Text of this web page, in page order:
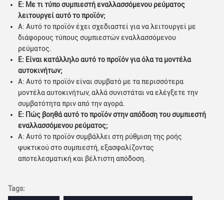
Ε: Με τι τύπο συμπιεστή εναλλασσόμενου ρεύματος
λειτουργεί αυτό το προϊόν;
Α: Αυτό το προϊόν έχει σχεδιαστεί για να λειτουργεί με
διάφορους τύπους συμπιεστών εναλλασσόμενου
ρεύματος.
Ε: Είναι κατάλληλο αυτό το προϊόν για όλα τα μοντέλα
αυτοκινήτων;
Α: Αυτό το προϊόν είναι συμβατό με τα περισσότερα
μοντέλα αυτοκινήτων, αλλά συνιστάται να ελέγξετε την
συμβατότητα πριν από την αγορά.
Ε: Πώς βοηθά αυτό το προϊόν στην απόδοση του συμπιεστή
εναλλασσόμενου ρεύματος;
Α: Αυτό το προϊόν συμβάλλει στη ρύθμιση της ροής
ψυκτικού στο συμπιεστή, εξασφαλίζοντας
αποτελεσματική και βέλτιστη απόδοση.
Tags: